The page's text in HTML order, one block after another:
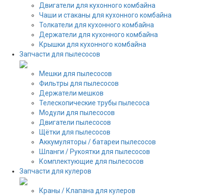
Двигатели для кухонного комбайна
Чаши и стаканы для кухонного комбайна
Толкатели для кухонного комбайна
Держатели для кухонного комбайна
Крышки для кухонного комбайна
Запчасти для пылесосов
Мешки для пылесосов
Фильтры для пылесосов
Держатели мешков
Телескопические трубы пылесоса
Модули для пылесосов
Двигатели пылесосов
Щётки для пылесосов
Аккумуляторы / батареи пылесосов
Шланги / Рукоятки для пылесосов
Комплектующие для пылесосов
Запчасти для кулеров
Краны / Клапана для кулеров